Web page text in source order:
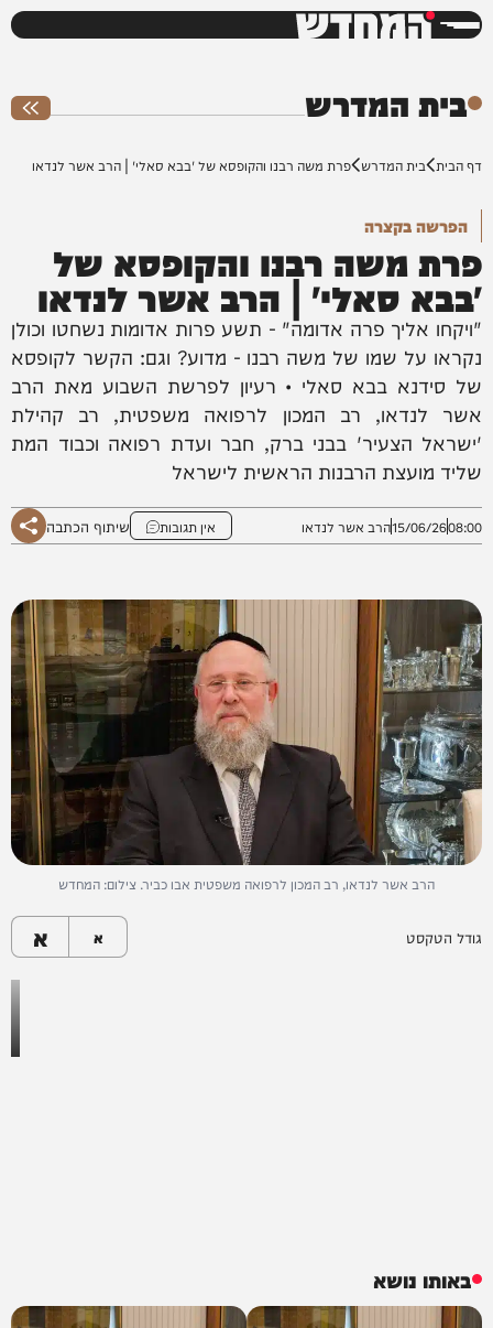
המחדש
בית המדרש
דף הבית בית המדרש פרת משה רבנו והקופסא של 'בבא סאלי' | הרב אשר לנדאו
הפרשה בקצרה
פרת משה רבנו והקופסא של
'בבא סאלי' | הרב אשר לנדאו
"ויקחו אליך פרה אדומה" - תשע פרות אדומות נשחטו וכולן
נקראו על שמו של משה רבנו - מדוע? וגם: הקשר לקופסא
של סידנא בבא סאלי • רעיון לפרשת השבוע מאת הרב
אשר לנדאו, רב המכון לרפואה משפטית, רב קהילת
'ישראל הצעיר' בבני ברק, חבר ועדת רפואה וכבוד המת
שליד מועצת הרבנות הראשית לישראל
08:00
15/06/26הרב אשר לנדאו אין תגובות שיתוף הכתבה
הרב אשר לנדאו, רב המכון לרפואה משפטית אבו כביר. צילום: המחדש
גודל הטקסט א א
באותו נושא